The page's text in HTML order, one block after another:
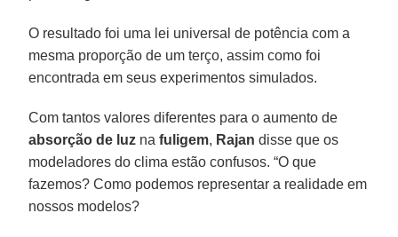
O resultado foi uma lei universal de potência com a
mesma proporção de um terço, assim como foi
encontrada em seus experimentos simulados.
Com tantos valores diferentes para o aumento de
absorção de luz nafuligem, Rajan disse que os
modeladores do clima estão confusos. “O que
fazemos? Como podemos representar a realidade em
nossos modelos?